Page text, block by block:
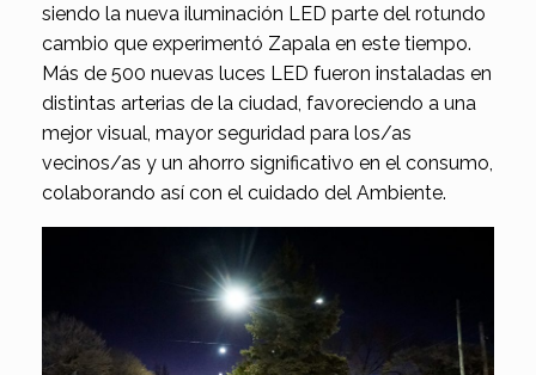
siendo la nueva iluminación LED parte del rotundo
cambio que experimentó Zapala en este tiempo.
Más de 500 nuevas luces LED fueron instaladas en
distintas arterias de la ciudad, favoreciendo a una
mejor visual, mayor seguridad para los/as
vecinos/as y un ahorro significativo en el consumo,
colaborando así con el cuidado del Ambiente.